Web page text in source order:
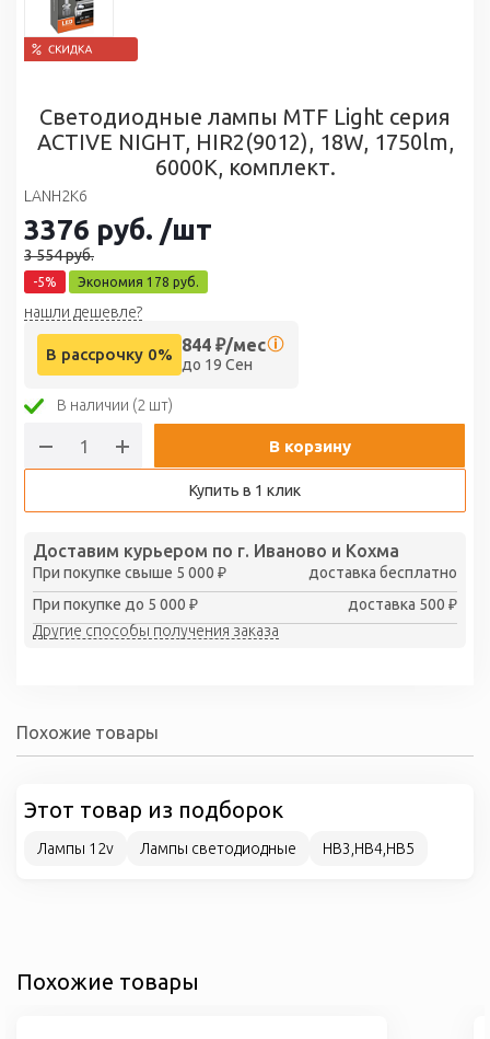
Светодиодные лампы MTF Light серия
ACTIVE NIGHT, HIR2(9012), 18W, 1750lm,
6000K, комплект.
LANH2K6
3376 руб. /шт
3 554руб.
-5% Экономия 178 руб.
нашли дешевле?
В рассрочку 0% 844 ₽/мес
до 19 Сен
В наличии (2 шт)
В корзину
Купить в 1 клик
Доставим курьером по г. Иваново и Кохма
При покупке свыше 5 000 ₽
доставка бесплатно
При покупке до 5 000 ₽
доставка 500 ₽
Другие способы получения заказа
Похожие товары
Этот товар из подборок
Лампы 12v Лампы светодиодные HB3,HB4,HB5
Похожие товары